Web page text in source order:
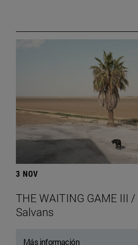
3 NOV
THE WAITING GAME III
Salvans
Más información